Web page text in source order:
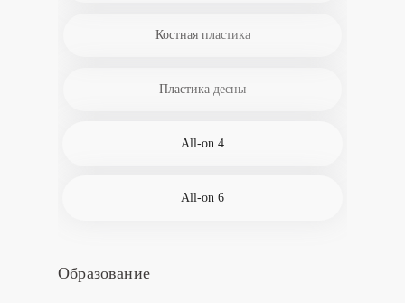
Костная пластика
Пластика десны
All-on 4
All-on 6
Образование